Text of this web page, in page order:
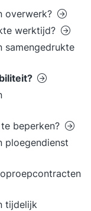
overwerk?
werktijd?
samengedrukte
beperken?
ploegendienst
tijdelijk